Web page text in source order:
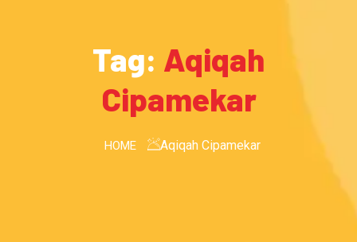
Tag: Aqiqah
Cipamekar
HOME Aqiqah Cipamekar